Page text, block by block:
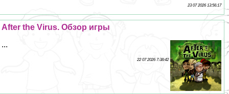
23 07 2026 13:56:17
After the Virus. Обзор игры
...
22 07 2026 7:38:42